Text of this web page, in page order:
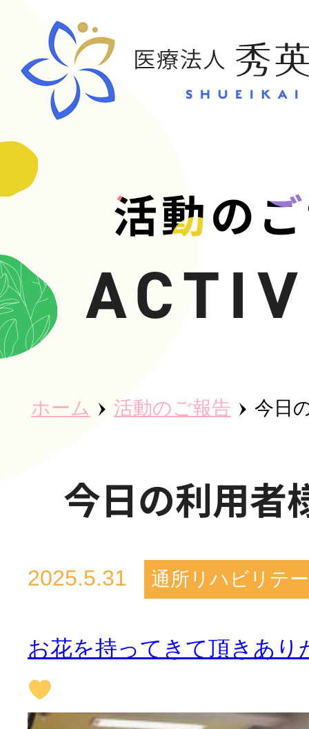
活動の
ホーム 活動のご報告 今日
今日の利用
2025.5.31 通所リハビリテ
お花を持ってきて頂きあり
お問い
秀英会につ
魅力・取り
事業所紹介
活動のご報